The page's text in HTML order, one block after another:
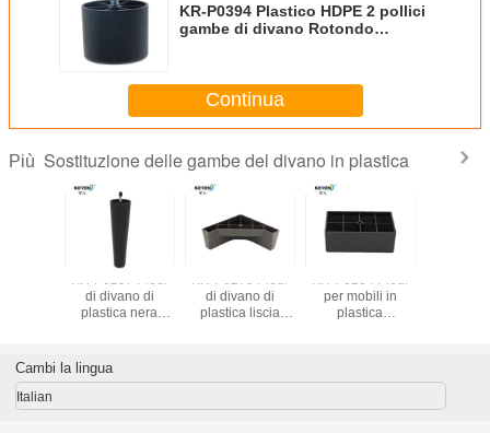
KR-P0394 Plastico HDPE 2 pollici
gambe di divano Rotondo
Continua
Più Sostituzione delle gambe del divano in plastica
di
KR-P0297 Piedi
di divano di
plastica nera
bullone No Noise
KR-P0278 Piedi
di divano di
plastica liscia
moderni
KR-P0264 Piedi
per mobili in
plastica
Cambi la lingua
Italian